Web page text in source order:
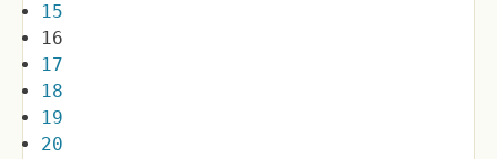
15
16
17
18
19
20